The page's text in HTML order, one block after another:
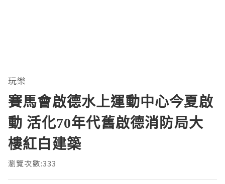
玩樂
賽馬會啟德水上運動中心今夏啟
動 活化70年代舊啟德消防局大
樓紅白建築
瀏覽次數:333